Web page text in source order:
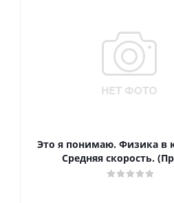
Это я понимаю. Физика в
Средняя скорость.